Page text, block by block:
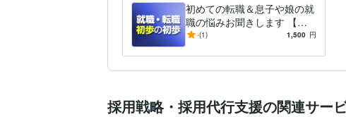
初めての転職＆息子や娘の就
職の悩みお聞きします 【匿
名OK】就職＆転職のお悩み
-(1) 1,500 円
採用戦略・採用代行支援の関連サー